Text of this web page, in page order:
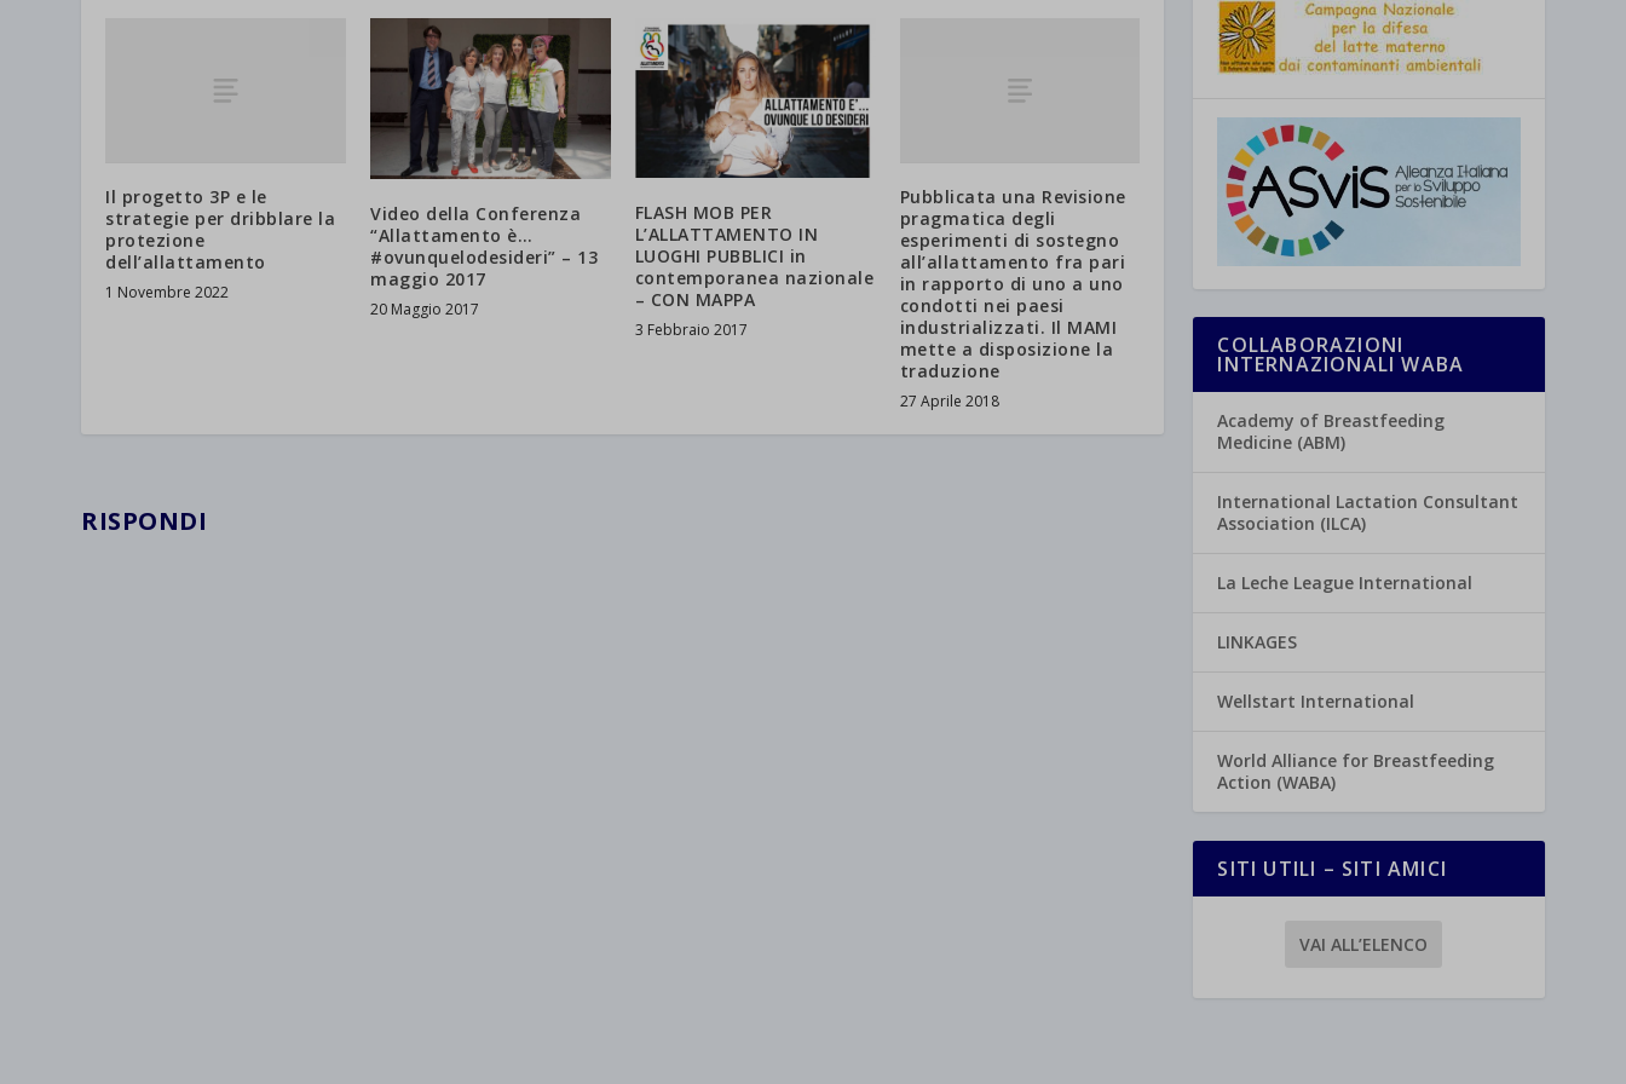
Il progetto 3P e le
strategie per dribblare la
protezione
dell’allattamento
1 Novembre 2022
Video della Conferenza
“Allattamento è…
#ovunquelodesideri” – 13
maggio 2017
20 Maggio 2017
FLASH MOB PER
L’ALLATTAMENTO IN
LUOGHI PUBBLICI in
contemporanea nazionale
– CON MAPPA
3 Febbraio 2017
Pubblicata una Revisione
pragmatica degli
esperimenti di sostegno
all’allattamento fra pari
in rapporto di uno a uno
condotti nei paesi
industrializzati. Il MAMI
mette a disposizione la
traduzione
27 Aprile 2018
RISPONDI
COLLABORAZIONI
INTERNAZIONALI WABA
Academy of Breastfeeding
Medicine (ABM)
International Lactation Consultant
Association (ILCA)
La Leche League International
LINKAGES
Wellstart International
World Alliance for Breastfeeding
Action (WABA)
SITI UTILI – SITI AMICI
VAI ALL’ELENCO
wpc*